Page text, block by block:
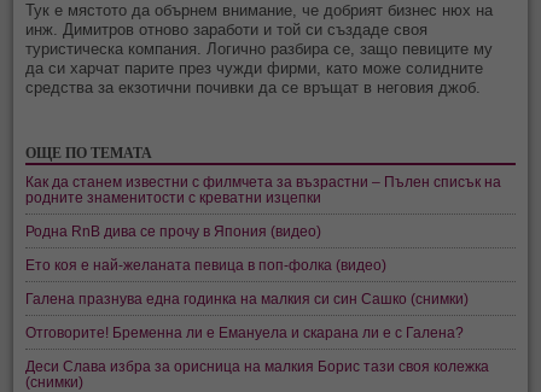
Тук е мястото да обърнем внимание, че добрият бизнес нюх на
инж. Димитров отново заработи и той си създаде своя
туристическа компания. Логично разбира се, защо певиците му
да си харчат парите през чужди фирми, като може солидните
средства за екзотични почивки да се връщат в неговия джоб.
ОЩЕ ПО ТЕМАТА
Как да станем известни с филмчета за възрастни – Пълен списък на
родните знаменитости с креватни изцепки
Родна RnB дива се прочу в Япония (видео)
Ето коя е най-желаната певица в поп-фолка (видео)
Галена празнува една годинка на малкия си син Сашко (снимки)
Отговорите! Бременна ли е Емануела и скарана ли е с Галена?
Деси Слава избра за орисница на малкия Борис тази своя колежка
(снимки)